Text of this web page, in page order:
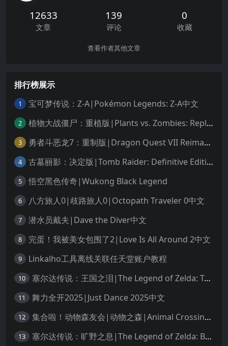
12633
文章
139
评论
0
收藏
查看作者其他文章
排行榜展示
1 宝可梦传说：Z-A|Pokémon Legends: Z-A中文
2 植物大战僵尸：重植版|Plants vs. Zombies: Replanted中文
3 勇者斗恶龙7：重制版|Dragon Quest VII Reimagined中文
4 古墓丽影：决定版|Tomb Raider: Definitive Edition中文
5 悟空黑色传奇|Wukong Black Legend
6 八方旅人0|歧路旅人0|Octopath Traveler 0中文
7 潜水员戴夫|Dave the Diver中文
8 完蛋！我被美女包围了2|Love Is All Around 2中文
9 Linkalho工具离线关联任天堂账户教程
10 塞尔达传说：王国之泪|The Legend of Zelda: Tears of the Kingdom中文
11 舞力全开2025|Just Dance 2025中文
12 集合啦！动物森友会|动物之森|Animal Crossing: New Horizons中文
13 塞尔达传说：旷野之息|The Legend of Zelda: Breath of the Wild中文